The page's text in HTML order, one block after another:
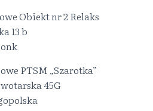
Obiekt nr 2 Relaks
13 b
PTSM „Szarotka”
45G